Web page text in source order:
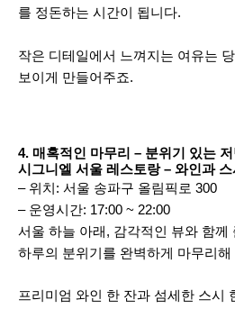
를 정돈하는 시간이 됩니다.
작은 디테일에서 느껴지는 여유는
보이게 만들어주죠.
4. 매혹적인 마무리 – 분위기 있는
시그니엘 서울 레스토랑 – 와인과 스
– 위치: 서울 송파구 올림픽로 300
– 운영시간: 17:00 ~ 22:00
서울 하늘 아래, 감각적인 뷰와 함께
하루의 분위기를 완벽하게 마무리해
프리미엄 와인 한 잔과 섬세한 스시